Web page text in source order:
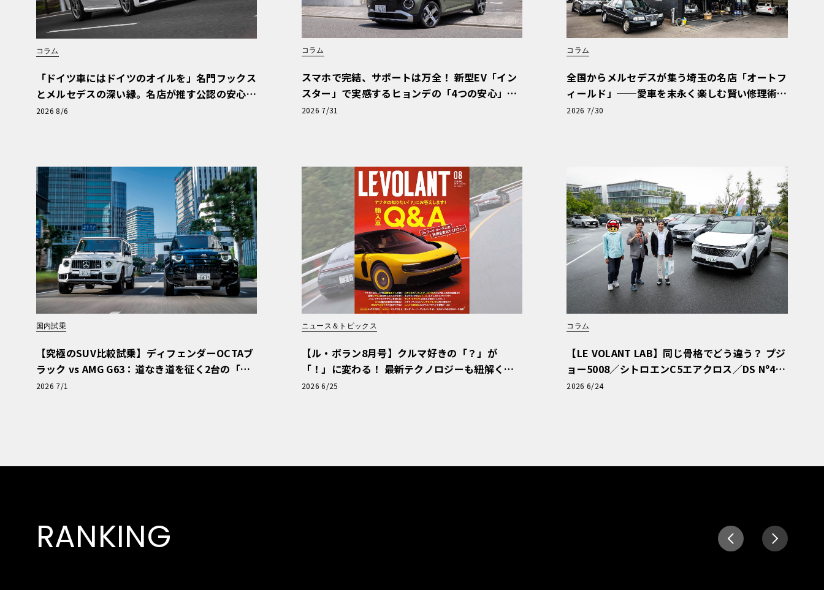
コラム
「ドイツ車にはドイツのオイルを」名門フックス
とメルセデスの深い縁。名店が推す公認の安心
と、Cクラスで味わうシルキーな走り〈PR〉
2026 8/6
コラム
スマホで完結、サポートは万全！ 新型EV「イン
スター」で実感するヒョンデの「4つの安心」
【第1回・ヒョンデ6つの疑問：Why? Hyunda
2026 7/31
コラム
全国からメルセデスが集う埼玉の名店「オートフ
ィールド」──愛車を末永く楽しむ賢い修理術
と、プロがフックス製オイルを選ぶ理由〈PR〉
2026 7/30
国内試乗
【究極のSUV比較試乗】ディフェンダーOCTAブ
ラック vs AMG G63：道なき道を征く2台の「対
極的アプローチ」
2026 7/1
ニュース＆トピックス
【ル・ボラン8月号】クルマ好きの「？」が
「！」に変わる！ 最新テクノロジーも紐解く
「輸入車Q&A」
2026 6/25
コラム
【LE VOLANT LAB】同じ骨格でどう違う？ プジ
ョー5008／シトロエンC5エアクロス／DS Nº4
読者一気乗りレポート
2026 6/24
RANKING